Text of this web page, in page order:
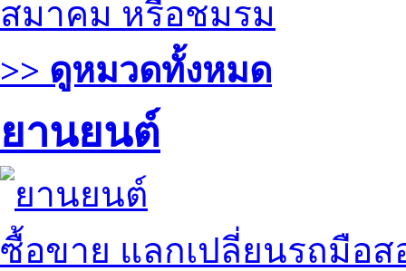
สมาคม หรือชมรม
>> ดูหมวดทั้งหมด
ยานยนต์
ซื้อขาย แลกเปลี่ยนรถมือส